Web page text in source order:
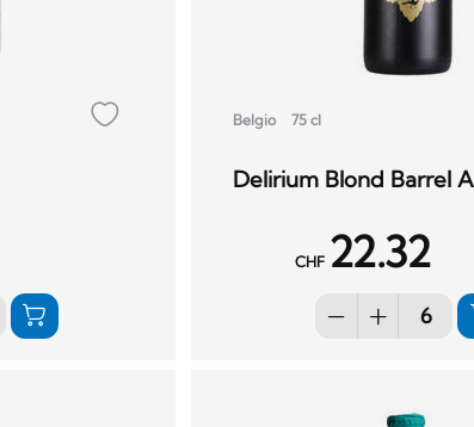
Belgio 75 cl
Delirium Blond Barrel
CHF 22.32